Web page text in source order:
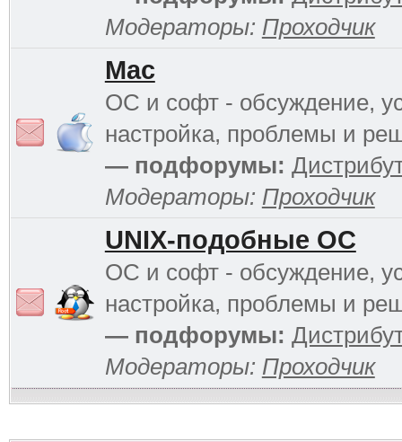
Модераторы: Проходчик
Mac
ОС и софт - обсуждение,
настройка, проблемы и
— подфорумы:
Модераторы: Проходчик
UNIX-подобные ОС
ОС и софт - обсуждение,
настройка, проблемы и
— подфорумы:
Модераторы: Проходчик